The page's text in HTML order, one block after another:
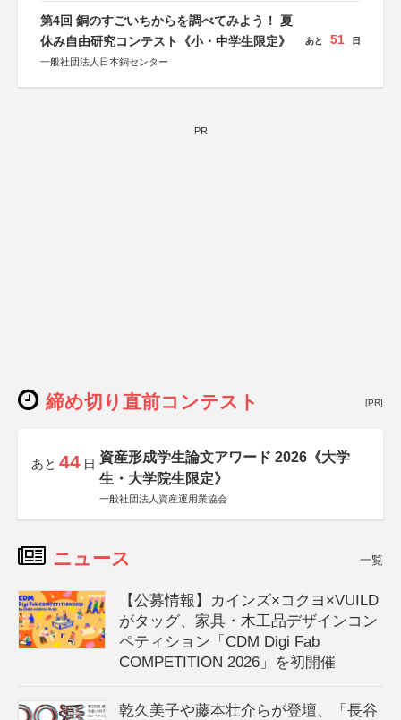
第4回 銅のすごいちからを調べてみよう！ 夏
休み自由研究コンテスト《小・中学生限定》
一般社団法人日本銅センター
あと 51 日
PR
締め切り直前コンテスト [PR]
あと 44 日 資産形成学生論文アワード 2026《大学
生・大学院生限定》
一般社団法人資産運用業協会
ニュース 一覧
【公募情報】カインズ×コクヨ×VUILD
がタッグ、家具・木工品デザインコン
ペティション「CDM Digi Fab
COMPETITION 2026」を初開催
乾久美子や藤本壮介らが登壇、「長谷